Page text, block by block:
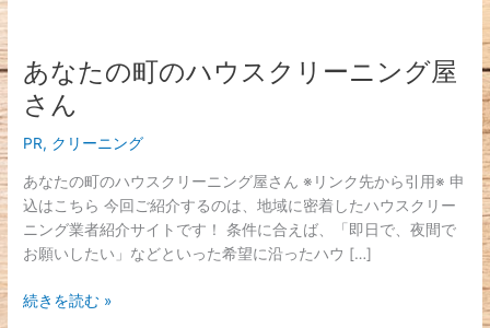
あなたの町のハウスクリーニング屋
さん
PR, クリーニング
あなたの町のハウスクリーニング屋さん ※リンク先から引用※ 申
込はこちら 今回ご紹介するのは、地域に密着したハウスクリー
ニング業者紹介サイトです！ 条件に合えば、「即日で、夜間で
お願いしたい」などといった希望に沿ったハウ […]
あ
な
た
の
の
ハ
ウ
ス
リ
続きを読む »